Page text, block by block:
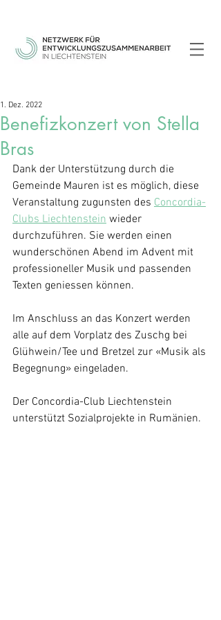
Benefizkonzert von Stella
Bras
1. Dez. 2022
Dank der Unterstützung durch die
Gemeinde Mauren ist es möglich, diese
Veranstaltung zugunsten des Concordia-
Clubs Liechtenstein wieder
durchzuführen. Sie werden einen
wunderschönen Abend im Advent mit
professioneller Musik und passenden
Texten geniessen können.
Im Anschluss an das Konzert werden
alle auf dem Vorplatz des Zuschg bei
Glühwein/Tee und Bretzel zur «Musik als
Begegnung» eingeladen.
Der Concordia-Club Liechtenstein
unterstützt Sozialprojekte in Rumänien.